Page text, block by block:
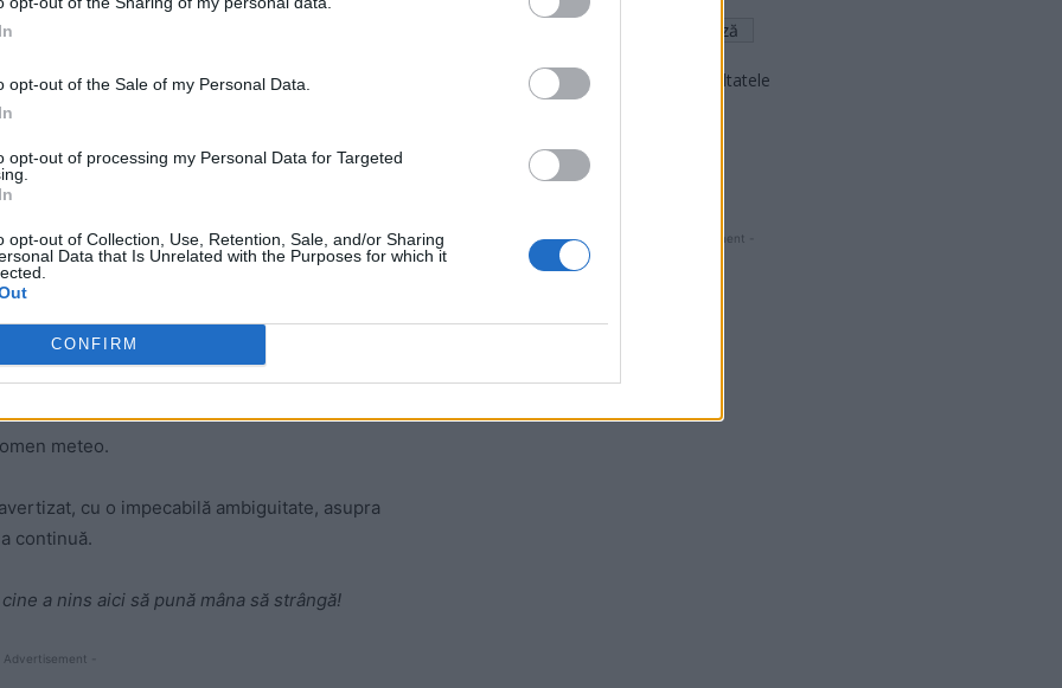
opt-out of the Sale of my Personal Data.
opt-out of processing my Personal Data for Targeted
opt-out of Collection, Use, Retention, Sale, and/or Sharing
Data that Is Unrelated with the Purposes for which it
CONFIRM
Cong, a vorbit despre „incident”, despre „criza din
-
meteo.
cu o impecabilă ambiguitate, asupra
continuă.
cine a nins aici să pună mâna să strângă!
-
Arată rezultatele
- Advertisment -